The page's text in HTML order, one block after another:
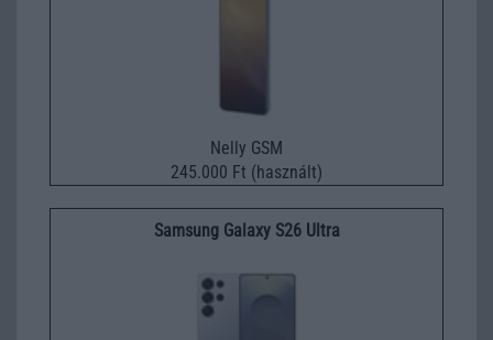
Nelly GSM
245.000 Ft (használt)
Samsung Galaxy S26 Ultra